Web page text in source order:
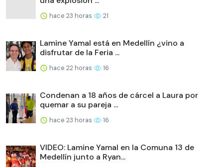
hace 23 horas 21
Lamine Yamal está en Medellín ¿vino a
disfrutar de la Feria ...
hace 22 horas 16
Condenan a 18 años de cárcel a Laura por
quemar a su pareja ...
hace 23 horas 16
VIDEO: Lamine Yamal en la Comuna 13 de
Medellín junto a Ryan...